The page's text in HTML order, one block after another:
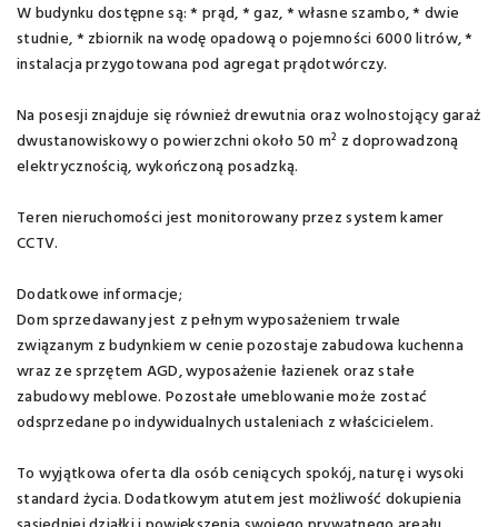
W budynku dostępne są: * prąd, * gaz, * własne szambo, * dwie
studnie, * zbiornik na wodę opadową o pojemności 6000 litrów, *
instalacja przygotowana pod agregat prądotwórczy.
Na posesji znajduje się również drewutnia oraz wolnostojący garaż
dwustanowiskowy o powierzchni około 50 m² z doprowadzoną
elektrycznością, wykończoną posadzką.
Teren nieruchomości jest monitorowany przez system kamer
CCTV.
Dodatkowe informacje;
Dom sprzedawany jest z pełnym wyposażeniem trwale
związanym z budynkiem w cenie pozostaje zabudowa kuchenna
wraz ze sprzętem AGD, wyposażenie łazienek oraz stałe
zabudowy meblowe. Pozostałe umeblowanie może zostać
odsprzedane po indywidualnych ustaleniach z właścicielem.
To wyjątkowa oferta dla osób ceniących spokój, naturę i wysoki
standard życia. Dodatkowym atutem jest możliwość dokupienia